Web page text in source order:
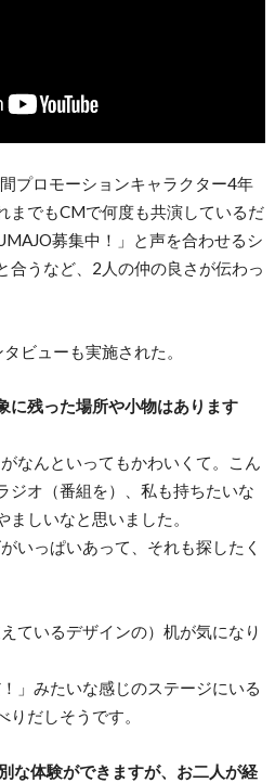
プロモーションキャラクター4年
までもCMで何度も共演しているだ
募集中！」と声を合わせるシ
合うなど、2人の仲の良さが伝わっ
ビューも実施された。
に残った場所や小物はあります
なんといってもかわいくて。こん
ジオ（番組を）、私も持ちたいな
しいなと思いました。
いっぱいあって、それも探したく
ているデザインの）机が気になり
」みたいな感じのステージにいる
だしそうです。
な体験ができますが、お二人が経